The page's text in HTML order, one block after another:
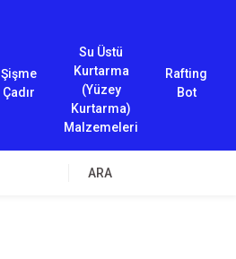
Şişme
Çadır
Su Üstü
Kurtarma
(Yüzey
Kurtarma)
Malzemeleri
Rafting
Bot
ARA